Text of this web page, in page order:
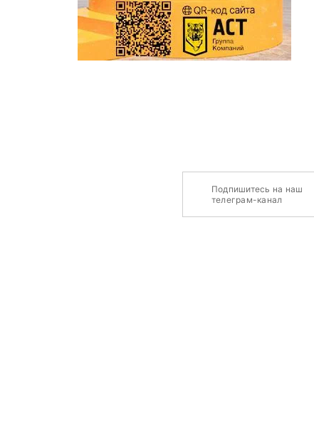
Подпишитесь на наш
телеграм-канал